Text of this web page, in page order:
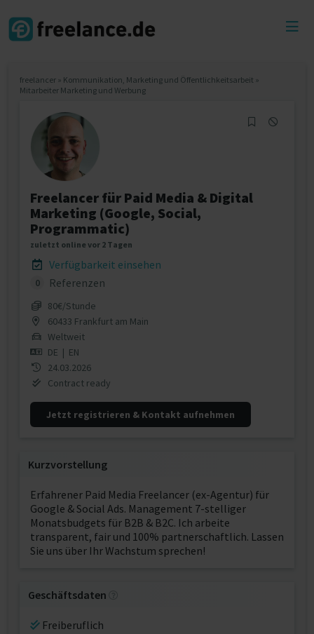
freelancer » Kommunikation, Marketing und Öffentlichkeitsarbeit »
Mitarbeiter Marketing und Werbung
Freelancer für Paid Media & Digital
Marketing (Google, Social,
Programmatic)
zuletzt online vor 2 Tagen
Verfügbarkeit einsehen
0 Referenzen
80€/Stunde
60433 Frankfurt am Main
Weltweit
DE | EN
24.03.2026
Contract ready
Jetzt registrieren & Kontakt aufnehmen
Kurzvorstellung
Erfahrener Paid Media Freelancer (ex-Agentur) für
Google & Social Ads. Management 7-stelliger
Monatsbudgets für B2B & B2C. Ich arbeite
transparent, fair und 100% partnerschaftlich. Lassen
Sie uns über Ihr Wachstum sprechen!
Geschäftsdaten
Freiberuflich